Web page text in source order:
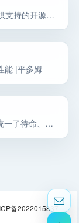
SigNoz 是一个由 OpenTelemetry 提供支持的开源可观测性工具。在单一工具中获取 APM、日志、跟踪、指标、异常和警报。
能 |平多姆
incident.io 是一个软件可靠性平台，统一了待命、代理根本原因分析、事件响应和状态页面，帮助团队更快地解决问题。
备2022015837